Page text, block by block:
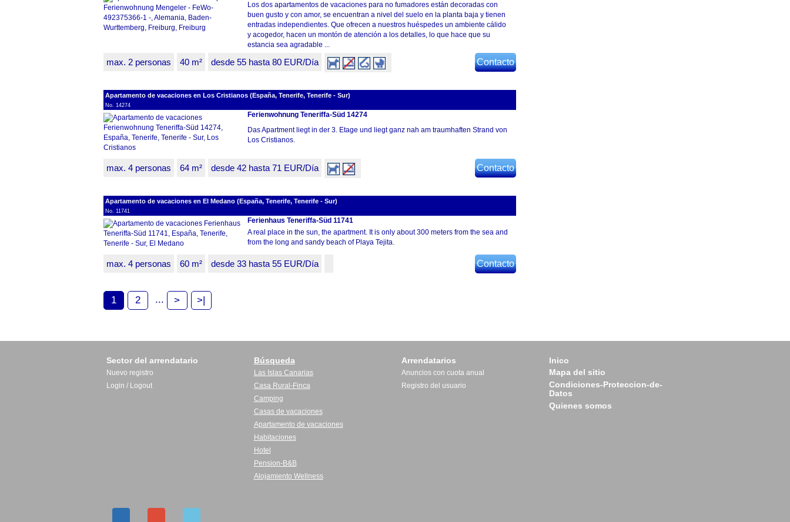
Los dos apartamentos de vacaciones para no fumadores están decoradas con
buen gusto y con amor, se encuentran a nivel del suelo en la planta baja y tienen
entradas independientes. Que ofrecen a nuestros huéspedes un ambiente cálido
y acogedor, hacen un montón de atención a los detalles, lo que hace que su
estancia sea agradable ...
max. 2 personas 40 m² desde 55 hasta 80 EUR/Día Contacto
Apartamento de vacaciones en Los Cristianos (España, Tenerife, Tenerife - Sur)
No. 14274
Ferienwohnung Teneriffa-Süd 14274
Das Apartment liegt in der 3. Etage und liegt ganz nah am traumhaften Strand von
Los Cristianos.
max. 4 personas 64 m² desde 42 hasta 71 EUR/Día Contacto
Apartamento de vacaciones en El Medano (España, Tenerife, Tenerife - Sur)
No. 11741
Ferienhaus Teneriffa-Süd 11741
A real place in the sun, the apartment. It is only about 300 meters from the sea and
from the long and sandy beach of Playa Tejita.
max. 4 personas 60 m² desde 33 hasta 55 EUR/Día Contacto
1 2 ... > >|
Sector del arrendatario
Nuevo registro
Login / Logout
Búsqueda
Las Islas Canarias
Casa Rural-Finca
Camping
Casas de vacaciones
Apartamento de vacaciones
Habitaciones
Hotel
Pension-B&B
Alojamiento Wellness
Arrendatarios
Anuncios con cuota anual
Registro del usuario
Inico
Mapa del sitio
Condiciones-Proteccion-de-
Datos
Quienes somos